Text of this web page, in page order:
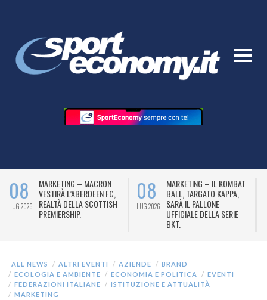
08
LUG 2026
MARKETING – MACRON
VESTIRÀ L’ABERDEEN FC,
REALTÀ DELLA SCOTTISH
PREMIERSHIP.
08
LUG 2026
MARKETING – IL KOMBAT
BALL, TARGATO KAPPA,
SARÀ IL PALLONE
UFFICIALE DELLA SERIE
BKT.
ALL NEWS ALTRI EVENTI AZIENDE
BRAND
ECOLOGIA E AMBIENTE
ECONOMIA E POLITICA
EVENTI
FEDERAZIONI ITALIANE
ISTITUZIONE E ATTUALITÀ
MARKETING